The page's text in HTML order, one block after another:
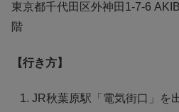
東京都千代田区外神田1-7-6
階
【行き方】
JR秋葉原駅「電気街口」を